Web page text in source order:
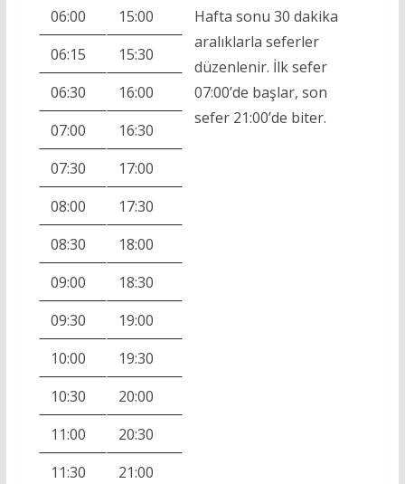
06:00 15:00
Hafta sonu 30 dakika
aralıklarla seferler
düzenlenir. İlk sefer
07:00’de başlar, son
sefer 21:00’de biter.
06:15
15:30
06:30
16:00
07:00
16:30
07:30
17:00
08:00
17:30
08:30
18:00
09:00
18:30
09:30
19:00
10:00
19:30
10:30
20:00
11:00
20:30
11:30
21:00